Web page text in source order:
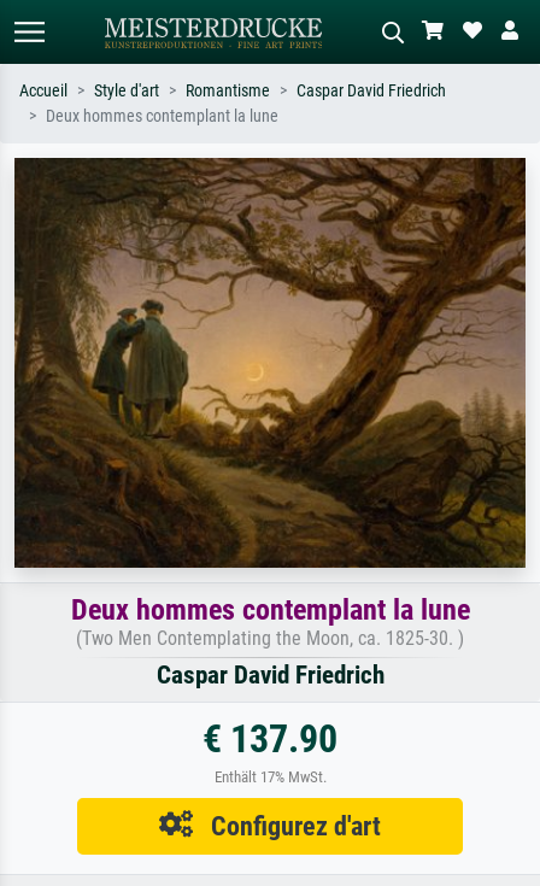
Recherchez par artiste, titre ou style –
ex. Monet, Nuit étoilée,
impressionnisme, vague de Hokusai,
nu.
Décrivez la scène – ex. prairie verte,
abstrait avec beaucoup de rouge,
tableau sombre, nu debout près d'un
arbre.
Accueil Style d'art Romantisme
Caspar David Friedrich
Deux hommes contemplant la lune
Deux hommes contemplant la lune
(Two Men Contemplating the Moon, ca. 1825-30. )
Caspar David Friedrich
€ 137.90
Enthält 17% MwSt.
Configurez d'art